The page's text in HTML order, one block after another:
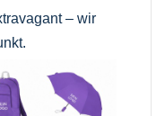
– wir